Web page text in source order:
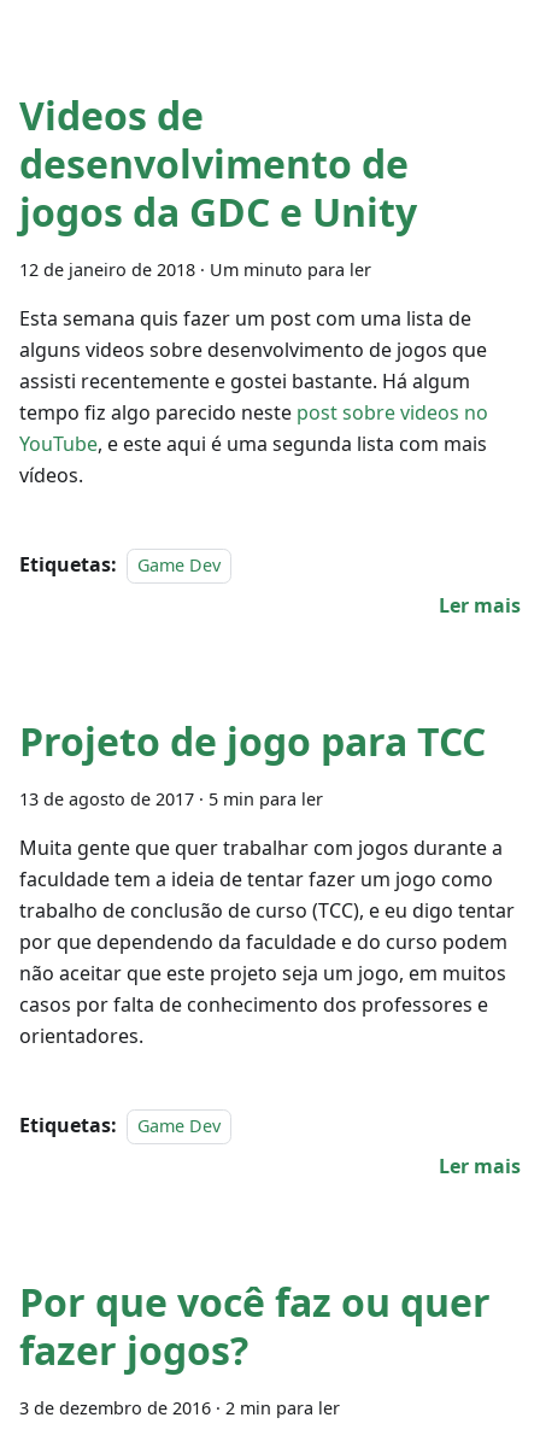
Videos de
desenvolvimento de
jogos da GDC e Unity
12 de janeiro de 2018 · Um minuto para ler
Esta semana quis fazer um post com uma lista de
alguns videos sobre desenvolvimento de jogos que
assisti recentemente e gostei bastante. Há algum
tempo fiz algo parecido neste post sobre videos no
YouTube, e este aqui é uma segunda lista com mais
vídeos.
Etiquetas: Game Dev
Ler mais
Projeto de jogo para TCC
13 de agosto de 2017 · 5 min para ler
Muita gente que quer trabalhar com jogos durante a
faculdade tem a ideia de tentar fazer um jogo como
trabalho de conclusão de curso (TCC), e eu digo tentar
por que dependendo da faculdade e do curso podem
não aceitar que este projeto seja um jogo, em muitos
casos por falta de conhecimento dos professores e
orientadores.
Etiquetas: Game Dev
Ler mais
Por que você faz ou quer
fazer jogos?
3 de dezembro de 2016 · 2 min para ler